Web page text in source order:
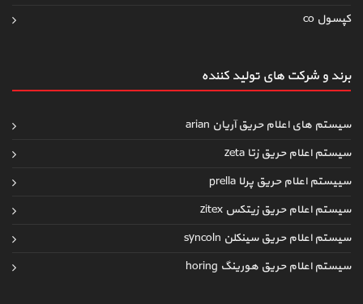
کپسول co
برند و شرکت های تولید کننده
سیستم های اعلام حریق آریان arian
سیستم اعلام حریق زتا zeta
سییستم اعلام حریق پرلا prella
سیستم اعلام حریق زیتکس zitex
سیستم اعلام حریق سینکلن syncoln
سیستم اعلام حریق هورینگ horing